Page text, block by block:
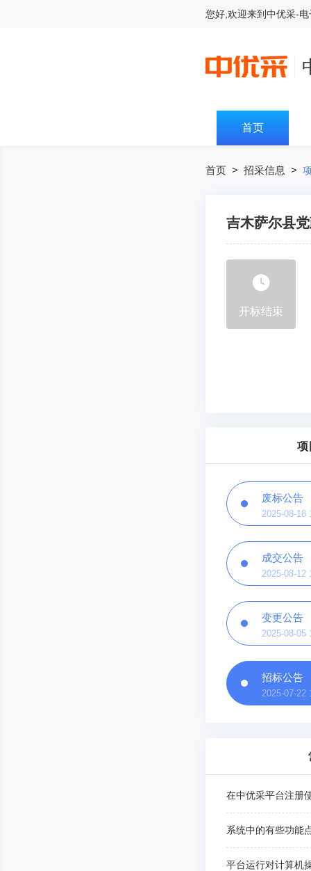
您好,欢迎来到中优采-
首页
首页 > 招采信息 >
吉木萨尔县
开标结束
项
废标公告
2025-08-18
成交公告
2025-08-12
变更公告
2025-08-05
招标公告
2025-07-22
平台运行对计算机